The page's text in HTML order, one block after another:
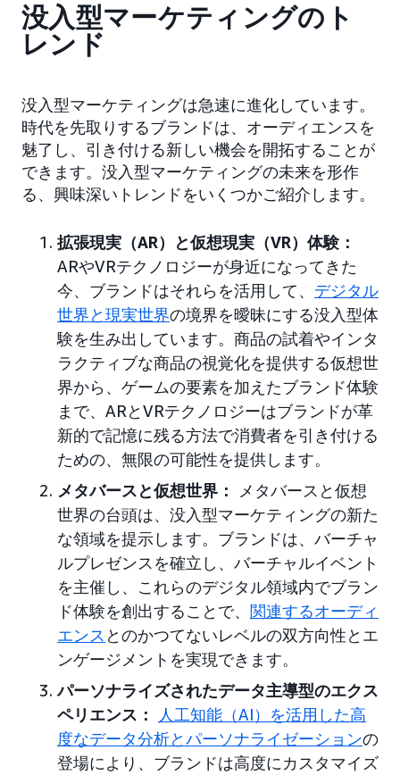
没入型マーケティングのト
レンド
没入型マーケティングは急速に進化しています。
時代を先取りするブランドは、オーディエンスを
魅了し、引き付ける新しい機会を開拓することが
できます。没入型マーケティングの未来を形作
る、興味深いトレンドをいくつかご紹介します。
拡張現実（AR）と仮想現実（VR）体験：
ARやVRテクノロジーが身近になってきた
今、ブランドはそれらを活用して、 デジタル
世界と現実世界の境界を曖昧にする没入型体
験を生み出しています。商品の試着やインタ
ラクティブな商品の視覚化を提供する仮想世
界から、ゲームの要素を加えたブランド体験
まで、ARとVRテクノロジーはブランドが革
新的で記憶に残る方法で消費者を引き付ける
ための、無限の可能性を提供します。
メタバースと仮想世界：
メタバースと仮想
世界の台頭は、没入型マーケティングの新た
な領域を提示します。ブランドは、バーチャ
ルプレゼンスを確立し、バーチャルイベント
を主催し、これらのデジタル領域内でブラン
ド体験を創出することで、 関連するオーディ
エンス とのかつてないレベルの双方向性とエ
ンゲージメントを実現できます。
パーソナライズされたデータ主導型のエクス
ペリエンス：
人工知能（AI）を活用した高
度なデータ分析とパーソナライゼーションの
登場により、ブランドは高度にカスタマイズ